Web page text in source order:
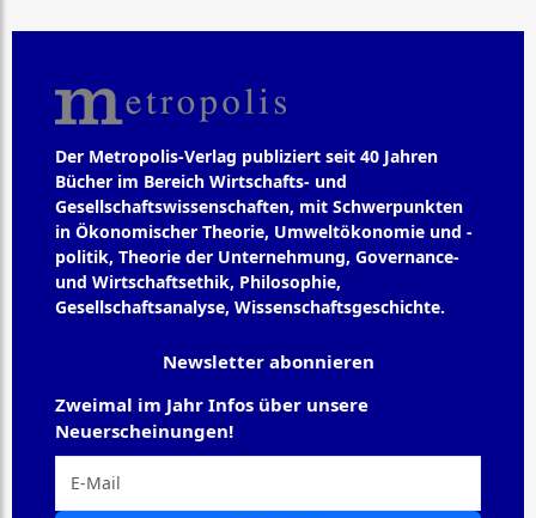
Der Metropolis-Verlag publiziert seit 40 Jahren
Bücher im Bereich Wirtschafts- und
Gesellschaftswissenschaften, mit Schwerpunkten
in Ökonomischer Theorie, Umweltökonomie und -
politik, Theorie der Unternehmung, Governance-
und Wirtschaftsethik, Philosophie,
Gesellschaftsanalyse, Wissenschaftsgeschichte.
Newsletter abonnieren
Zweimal im Jahr Infos über unsere
Neuerscheinungen!